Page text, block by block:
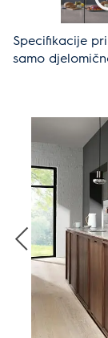
Specifikacije
samo